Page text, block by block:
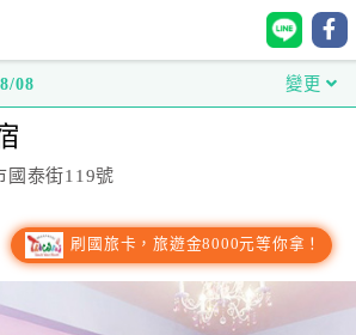
08 變更
國泰街119號
刷國旅卡，旅遊金8000元等你拿！